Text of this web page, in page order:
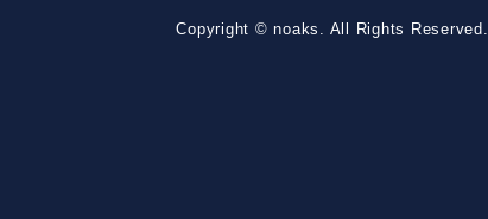
Copyright © noaks. All Rights Reserved.